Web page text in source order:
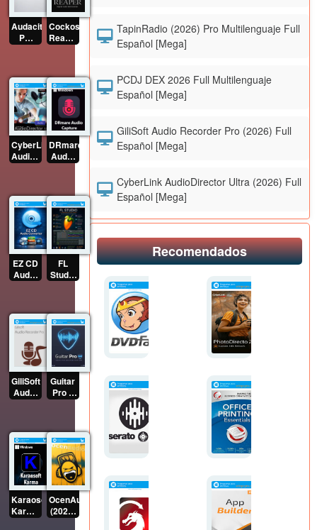
Audacity
PC
Windows
v3.7.7
Español
[Mega]
Cockos
Reaper
(2026)
Español
[Mega]
CyberLink
AudioDirector
Ultra
Español
[Mega]
DRmare
Audio
Capture
Full
Español
EZ CD
Audio
v12.4.0.1
Full
Español
[Mega]
FL
Studio
Multilenguaje
Español
[Mega]
GiliSoft
Audio
Full
Español
[Mega]
Guitar
Pro 8
Español
[Mega]
Karaosoft
Karma
(2026)
OcenAudio
(2026)
Full
TapinRadio (2026) Pro Multilenguaje Full
Español [Mega]
PCDJ DEX 2026 Full Multilenguaje
Español [Mega]
GiliSoft Audio Recorder Pro (2026) Full
Español [Mega]
CyberLink AudioDirector Ultra (2026) Full
Español [Mega]
Recomendados